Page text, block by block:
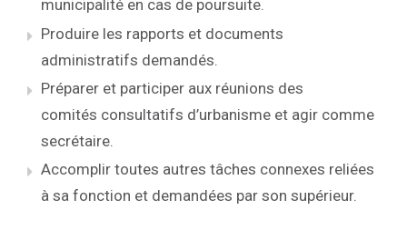
municipalité en cas de poursuite.
Produire les rapports et documents
administratifs demandés.
Préparer et participer aux réunions des
comités consultatifs d’urbanisme et agir comme
secrétaire.
Accomplir toutes autres tâches connexes reliées
à sa fonction et demandées par son supérieur.